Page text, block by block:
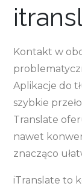
Kontakt w
Aplikacje do
szybkie
Translate
nawet
znacząco
iTranslate to